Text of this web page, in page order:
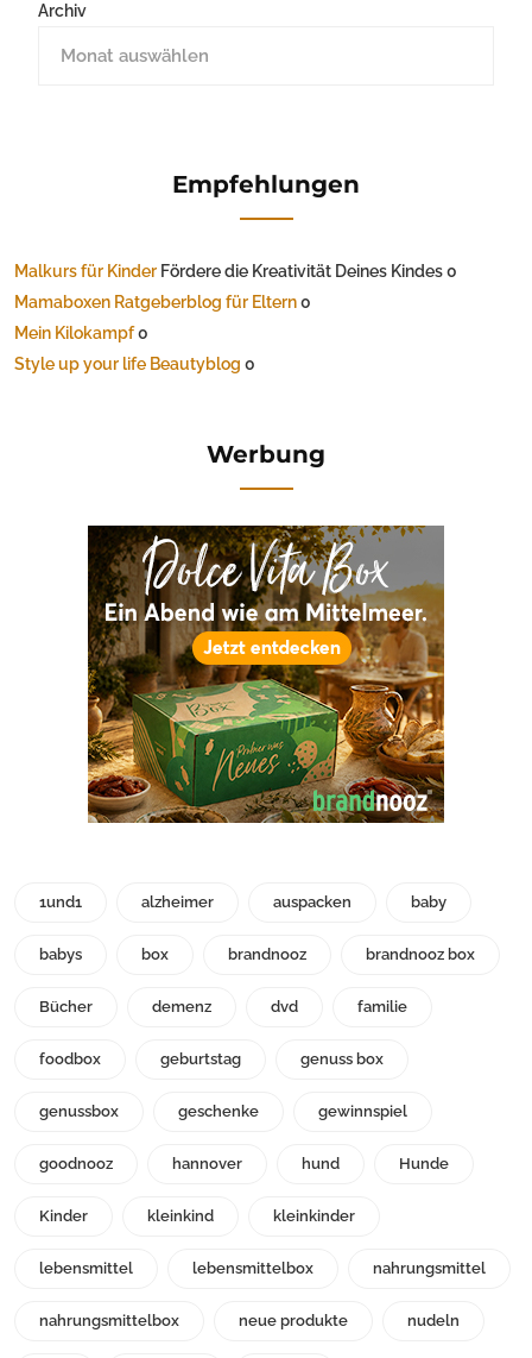
Archiv
Empfehlungen
Malkurs für Kinder Fördere die Kreativität Deines Kindes 0
Mamaboxen Ratgeberblog für Eltern0
Mein Kilokampf0
Style up your life Beautyblog 0
Werbung
1und1 alzheimer auspacken baby
babys box brandnooz brandnooz box
Bücher demenz dvd familie
foodbox geburtstag genuss box
genussbox geschenke gewinnspiel
goodnooz hannover hund Hunde
Kinder kleinkind kleinkinder
lebensmittel lebensmittelbox nahrungsmittel
nahrungsmittelbox neue produkte nudeln